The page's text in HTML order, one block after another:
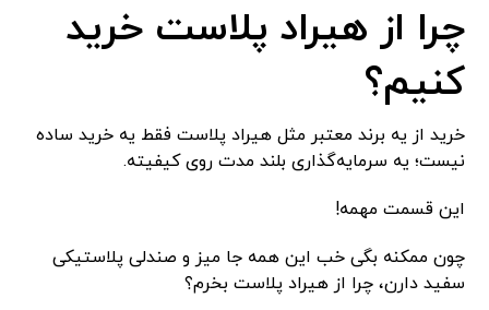
چرا از هیراد پلاست خرید
کنیم؟
خرید از یه برند معتبر مثل هیراد پلاست فقط یه خرید ساده
نیست؛ یه سرمایه‌گذاری بلند مدت روی کیفیته.
این قسمت مهمه!
چون ممکنه بگی خب این همه جا میز و صندلی پلاستیکی
سفید دارن، چرا از هیراد پلاست بخرم؟